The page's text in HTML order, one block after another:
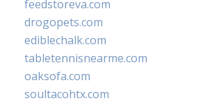
feedstoreva.com
drogopets.com
ediblechalk.com
tabletennisnearme.com
oaksofa.com
soultacohtx.com